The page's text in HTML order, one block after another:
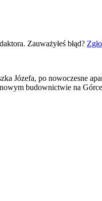
Zauważyłeś błąd?
Józefa, po nowoczesne
budownictwie na